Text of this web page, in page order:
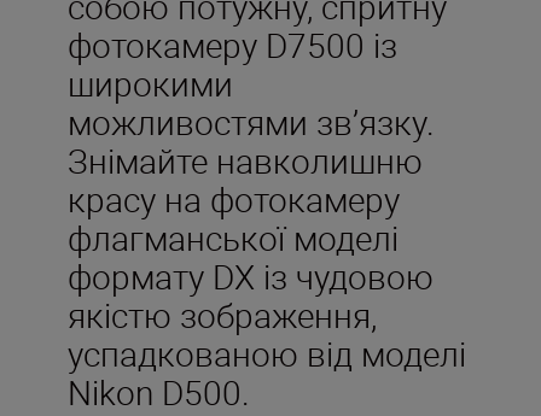
фотокамеру D7500 із
широкими
можливостями зв’язку.
Знімайте навколишню
красу на фотокамеру
флагманської моделі
формату DX із чудовою
якістю зображення,
успадкованою від моделі
Nikon D500.